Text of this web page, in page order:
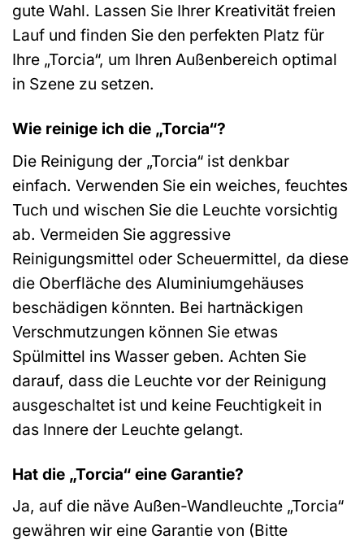
gute Wahl. Lassen Sie Ihrer Kreativität freien
Lauf und finden Sie den perfekten Platz für
Ihre „Torcia“, um Ihren Außenbereich optimal
in Szene zu setzen.
Wie reinige ich die „Torcia“?
Die Reinigung der „Torcia“ ist denkbar
einfach. Verwenden Sie ein weiches, feuchtes
Tuch und wischen Sie die Leuchte vorsichtig
ab. Vermeiden Sie aggressive
Reinigungsmittel oder Scheuermittel, da diese
die Oberfläche des Aluminiumgehäuses
beschädigen könnten. Bei hartnäckigen
Verschmutzungen können Sie etwas
Spülmittel ins Wasser geben. Achten Sie
darauf, dass die Leuchte vor der Reinigung
ausgeschaltet ist und keine Feuchtigkeit in
das Innere der Leuchte gelangt.
Hat die „Torcia“ eine Garantie?
Ja, auf die näve Außen-Wandleuchte „Torcia“
gewähren wir eine Garantie von (Bitte